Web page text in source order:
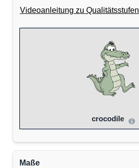
Videoanleitung zu Qualitätsstufen
crocodile
Maße